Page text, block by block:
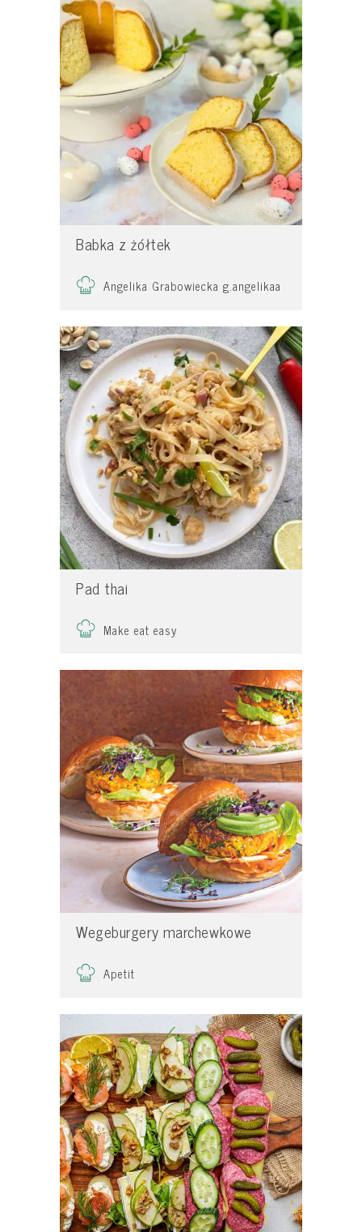
Babka z żółtek
Angelika Grabowiecka g.angelikaa
Pad thai
Make eat easy
Wegeburgery marchewkowe
Apetit